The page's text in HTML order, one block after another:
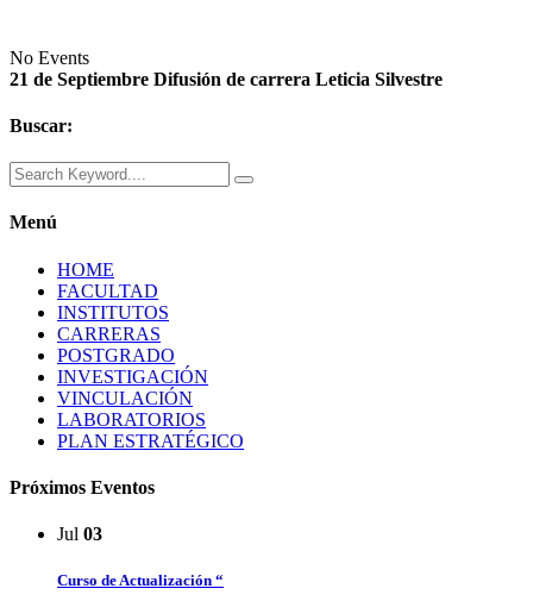
No Events
21 de Septiembre Difusión de carrera Leticia Silvestre
Buscar:
Menú
HOME
FACULTAD
INSTITUTOS
CARRERAS
POSTGRADO
INVESTIGACIÓN
VINCULACIÓN
LABORATORIOS
PLAN ESTRATÉGICO
Próximos Eventos
Jul 03
Curso de Actualización “